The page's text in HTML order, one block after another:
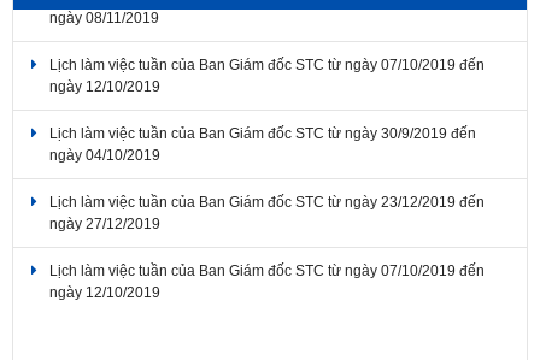
Lịch làm việc tuần của Ban Giám đốc STC từ ngày 07/10/2019 đến
ngày 12/10/2019
Lịch làm việc tuần của Ban Giám đốc STC từ ngày 30/9/2019 đến
ngày 04/10/2019
Lịch làm việc tuần của Ban Giám đốc STC từ ngày 23/12/2019 đến
ngày 27/12/2019
Lịch làm việc tuần của Ban Giám đốc STC từ ngày 07/10/2019 đến
ngày 12/10/2019
Lịch làm việc tuần của Ban Giám đốc STC từ ngày 04/11/2019 đến